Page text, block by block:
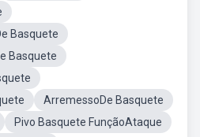
Basquete
Basquete
ArremessoDe Basquete
Pivo Basquete FunçãoAtaque